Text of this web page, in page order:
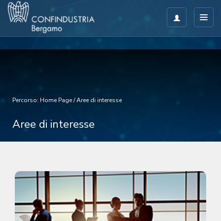
Percorso: Home Page/Aree di interesse
Aree di interesse